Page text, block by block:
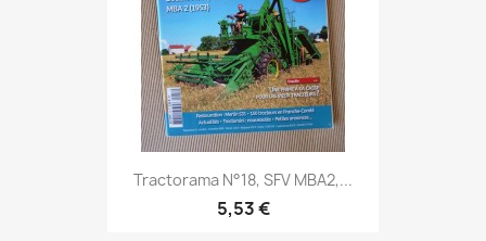
Tractorama N°18, SFV MBA2,...
5,53 €